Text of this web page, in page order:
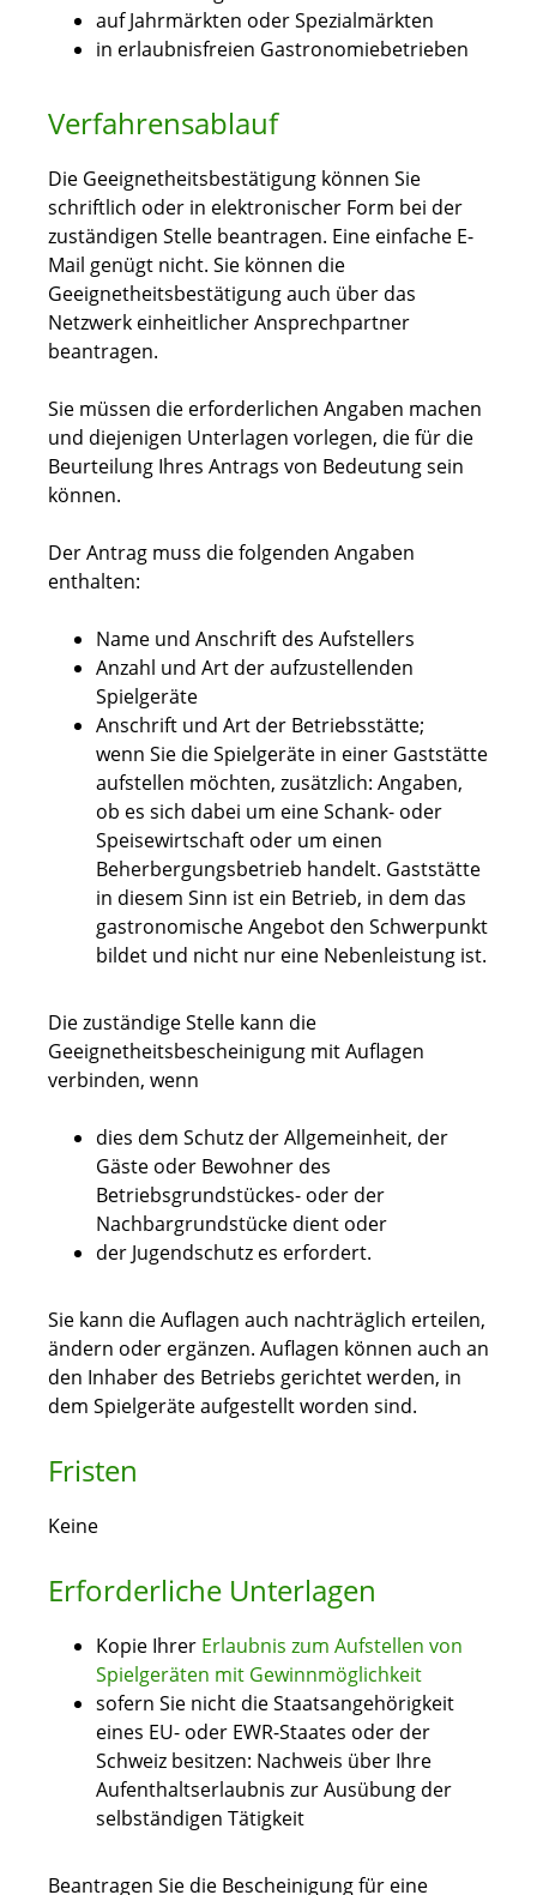
auf Jahrmärkten oder Spezialmärkten
in erlaubnisfreien Gastronomiebetrieben
Verfahrensablauf
Die Geeignetheitsbestätigung können Sie
schriftlich oder in elektronischer Form bei der
zuständigen Stelle beantragen. Eine einfache E-
Mail genügt nicht. Sie können die
Geeignetheitsbestätigung auch über das
Netzwerk einheitlicher Ansprechpartner
beantragen.
Sie müssen die erforderlichen Angaben machen
und diejenigen Unterlagen vorlegen, die für die
Beurteilung Ihres Antrags von Bedeutung sein
können.
Der Antrag muss die folgenden Angaben
enthalten:
Name und Anschrift des Aufstellers
Anzahl und Art der aufzustellenden
Spielgeräte
Anschrift und Art der Betriebsstätte;
wenn Sie die Spielgeräte in einer Gaststätte
aufstellen möchten, zusätzlich: Angaben,
ob es sich dabei um eine Schank- oder
Speisewirtschaft oder um einen
Beherbergungsbetrieb handelt. Gaststätte
in diesem Sinn ist ein Betrieb, in dem das
gastronomische Angebot den Schwerpunkt
bildet und nicht nur eine Nebenleistung ist.
Die zuständige Stelle kann die
Geeignetheitsbescheinigung mit Auflagen
verbinden, wenn
dies dem Schutz der Allgemeinheit, der
Gäste oder Bewohner des
Betriebsgrundstückes- oder der
Nachbargrundstücke dient oder
der Jugendschutz es erfordert.
Sie kann die Auflagen auch nachträglich erteilen,
ändern oder ergänzen. Auflagen können auch an
den Inhaber des Betriebs gerichtet werden, in
dem Spielgeräte aufgestellt worden sind.
Fristen
Keine
Erforderliche Unterlagen
Kopie Ihrer Erlaubnis zum Aufstellen von
Spielgeräten mit Gewinnmöglichkeit
sofern Sie nicht die Staatsangehörigkeit
eines EU- oder EWR-Staates oder der
Schweiz besitzen: Nachweis über Ihre
Aufenthaltserlaubnis zur Ausübung der
selbständigen Tätigkeit
Beantragen Sie die Bescheinigung für eine